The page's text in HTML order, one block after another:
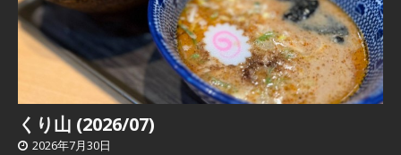
くり山 (2026/07)
2026年7月30日